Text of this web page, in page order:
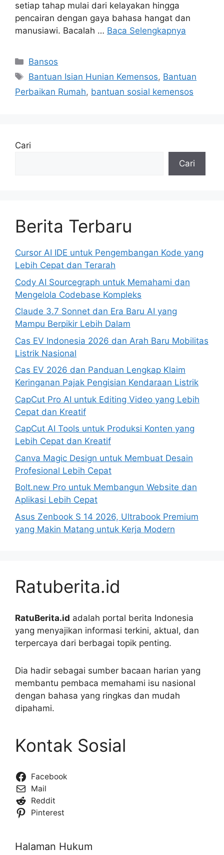
setiap tahap mulai dari kelayakan hingga
pencairan dengan gaya bahasa hangat dan
manusiawi. Bacalah … Baca Selengkapnya
Kategori
Bansos
Tag
Bantuan Isian Hunian Kemensos, Bantuan
Perbaikan Rumah, bantuan sosial kemensos
Cari
Cari
Berita Terbaru
Cursor AI IDE untuk Pengembangan Kode yang
Lebih Cepat dan Terarah
Cody AI Sourcegraph untuk Memahami dan
Mengelola Codebase Kompleks
Claude 3.7 Sonnet dan Era Baru AI yang
Mampu Berpikir Lebih Dalam
Cas EV Indonesia 2026 dan Arah Baru Mobilitas
Listrik Nasional
Cas EV 2026 dan Panduan Lengkap Klaim
Keringanan Pajak Pengisian Kendaraan Listrik
CapCut Pro AI untuk Editing Video yang Lebih
Cepat dan Kreatif
CapCut AI Tools untuk Produksi Konten yang
Lebih Cepat dan Kreatif
Canva Magic Design untuk Membuat Desain
Profesional Lebih Cepat
Bolt.new Pro untuk Membangun Website dan
Aplikasi Lebih Cepat
Asus Zenbook S 14 2026, Ultrabook Premium
yang Makin Matang untuk Kerja Modern
Ratuberita.id
RatuBerita.id adalah portal berita Indonesia
yang menyajikan informasi terkini, aktual, dan
terpercaya dari berbagai topik penting.
Dia hadir sebagai sumber bacaan harian yang
membantu pembaca memahami isu nasional
dengan bahasa yang ringkas dan mudah
dipahami.
Kontak Sosial
Facebook
Mail
Reddit
Pinterest
Halaman Hukum